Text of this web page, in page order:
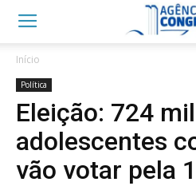
Início
Política
Eleição: 724 mil
adolescentes
vão votar pela